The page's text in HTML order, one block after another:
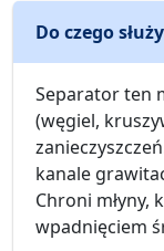
Do czego
Separator ten
(węgiel,
kanale
Chroni młyny,
wpadnięciem